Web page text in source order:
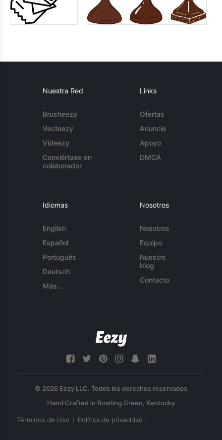
Nuestra Red
Brusheezy
Vecteezy
Videezy
Conviértase en
colaborador
Links
Ofertas
Anuncie
Apoyo
DMCA
Idiomas
English
Español
Português
Deutsch
Más...
Nosotros
Nosotros
Equipo
Nuestro
blog
Contacto
© 2026 Eezy LLC. Todos los derechos reservados
Términos de Uso Política de privacidad